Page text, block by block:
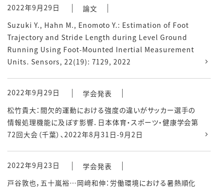
2022年9月29日
論文
Suzuki Y., Hahn M., Enomoto Y.: Estimation of Foot
Trajectory and Stride Length during Level Ground
Running Using Foot-Mounted Inertial Measurement
Units. Sensors, 22(19): 7129, 2022
2022年9月29日
学会発表
松竹貴大：間欠的運動における強度の違いがサッカー選手の
情報処理機能に及ぼす影響．日本体育・スポーツ・健康学会第
72回大会（千葉）、2022年8月31日-9月2日
2022年9月23日
学会発表
戸谷敦也，五十嵐裕…岡﨑和伸：労働環境における暑熱順化